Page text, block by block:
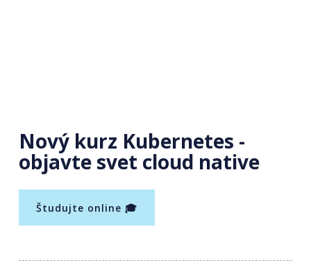
Nový kurz Kubernetes -
objavte svet cloud native
Študujte online 🎓